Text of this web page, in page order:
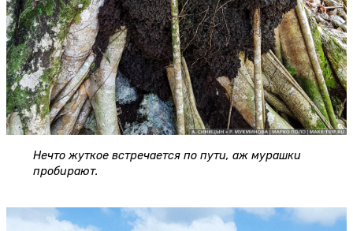
Нечто жуткое встречается по пути, аж мурашки
пробирают.